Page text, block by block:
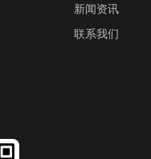
新闻资讯
联系我们